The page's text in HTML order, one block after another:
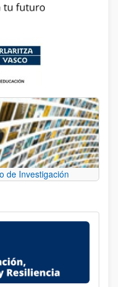
de Investigación